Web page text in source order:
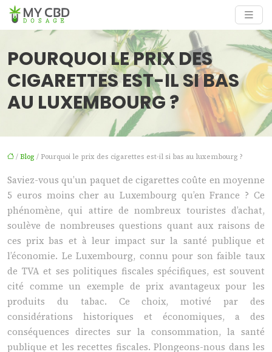
POURQUOI LE PRIX DES
CIGARETTES EST-IL SI BAS
AU LUXEMBOURG ?
/ Blog / Pourquoi le prix des cigarettes est-il si bas au luxembourg ?
Saviez-vous qu’un paquet de cigarettes coûte en moyenne
5 euros moins cher au Luxembourg qu’en France ? Ce
phénomène, qui attire de nombreux touristes d’achat,
soulève de nombreuses questions quant aux raisons de
ces prix bas et à leur impact sur la santé publique et
l’économie. Le Luxembourg, connu pour son faible taux
de TVA et ses politiques fiscales spécifiques, est souvent
cité comme un exemple de prix avantageux pour les
produits du tabac. Ce choix, motivé par des
considérations historiques et économiques, a des
conséquences directes sur la consommation, la santé
publique et les recettes fiscales. Plongeons-nous dans les